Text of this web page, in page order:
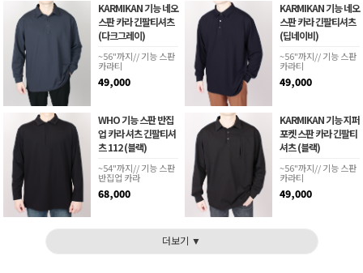
KARMIKAN 기능 네오
스판 카라 긴팔티셔츠
(다크그레이)
~56"까지// 기능 스판
카라티
49,000
KARMIKAN 기능 네오
스판 카라 긴팔티셔츠
(딥네이비)
~56"까지// 기능 스판
카라티
49,000
WHO 기능 스판 반집
업 카라 셔츠 긴팔티셔
츠 112 (블랙)
~54"까지// 기능 스판
반집업 카라
68,000
KARMIKAN 기능 지퍼
포켓 스판 카라 긴팔티
셔츠 (블랙)
~56"까지// 기능 스판
카라티
49,000
더보기 ▼